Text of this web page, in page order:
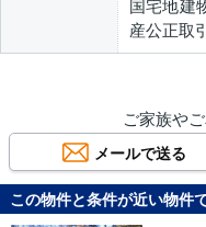
国宅地建
産公正取
ご家族や
メールで送る
この物件と条件が近い物件で